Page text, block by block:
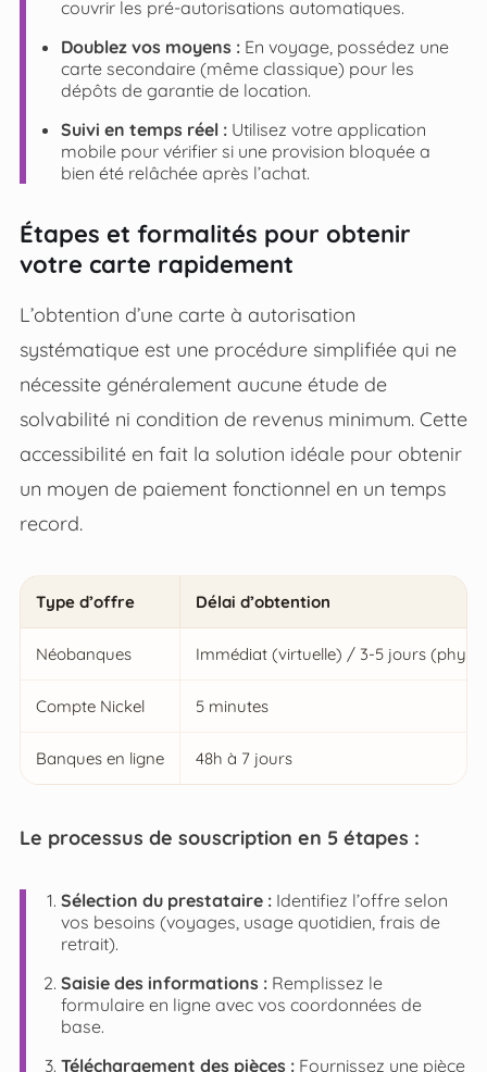
couvrir les pré-autorisations automatiques.
Doublez vos moyens :En voyage, possédez une
carte secondaire (même classique) pour les
dépôts de garantie de location.
Suivi en temps réel :Utilisez votre application
mobile pour vérifier si une provision bloquée a
bien été relâchée après l’achat.
Étapes et formalités pour obtenir
votre carte rapidement
L’obtention d’une carte à autorisation
systématique est une procédure simplifiée qui ne
nécessite généralement aucune étude de
solvabilité ni condition de revenus minimum. Cette
accessibilité en fait la solution idéale pour obtenir
un moyen de paiement fonctionnel en un temps
record.
Type d’offre Délai d’obtention
Néobanques Immédiat (virtuelle) / 3-5 jours
Compte Nickel 5 minutes
Banques en ligne 48h à 7 jours
Le processus de souscription en 5 étapes :
Sélection du prestataire :Identifiez l’offre selon
vos besoins (voyages, usage quotidien, frais de
retrait).
Saisie des informations :Remplissez le
formulaire en ligne avec vos coordonnées de
base.
Téléchargement des pièces :Fournissez une pièce